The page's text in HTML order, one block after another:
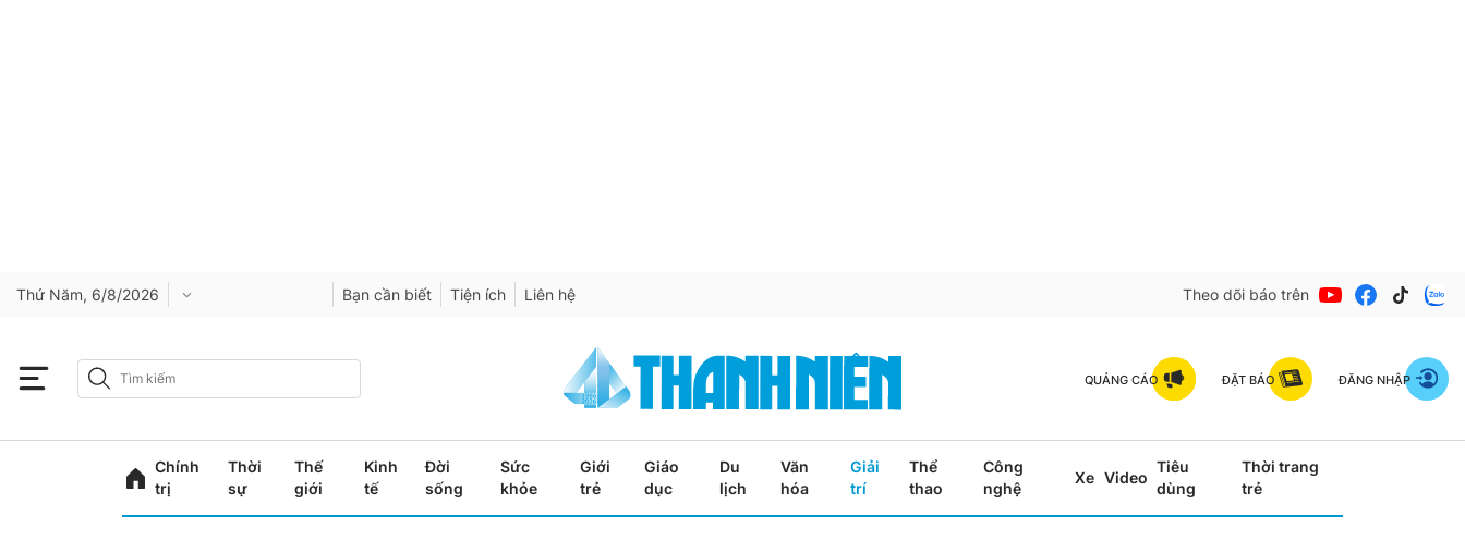
Thứ Năm, 6/8/2026 Bạn cần biết Tiện ích Liên hệ Theo dõi báo trên
QUẢNG CÁO ĐẶT BÁO ĐĂNG NHẬP
Chính
trị
Thời
sự
Thế
giới
Kinh
tế
Đời
sống
Sức
khỏe
Giới
trẻ
Giáo
dục
Du
lịch
Văn
hóa
Giải
trí
Thể
thao
Công
nghệ
Xe Video
Tiêu
dùng
Thời trang
trẻ